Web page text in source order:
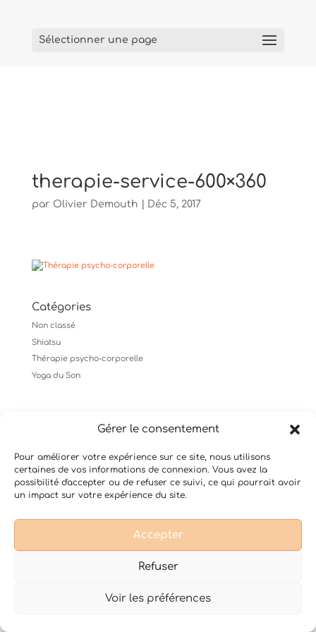
Gérer le consentement
Pour améliorer votre expérience sur ce site, nous utilisons
certaines de vos informations de connexion. Vous avez la
possibilité d'accepter ou de refuser ce suivi, ce qui pourrait avoir
un impact sur votre expérience du site.
Accepter
Refuser
Voir les préférences
Sélectionner une page
therapie-service-600×360
par Olivier Demouth Déc 5, 2017
Catégories
Non classé
Shiatsu
Thérapie psycho-corporelle
Yoga du Son
Mentions légales